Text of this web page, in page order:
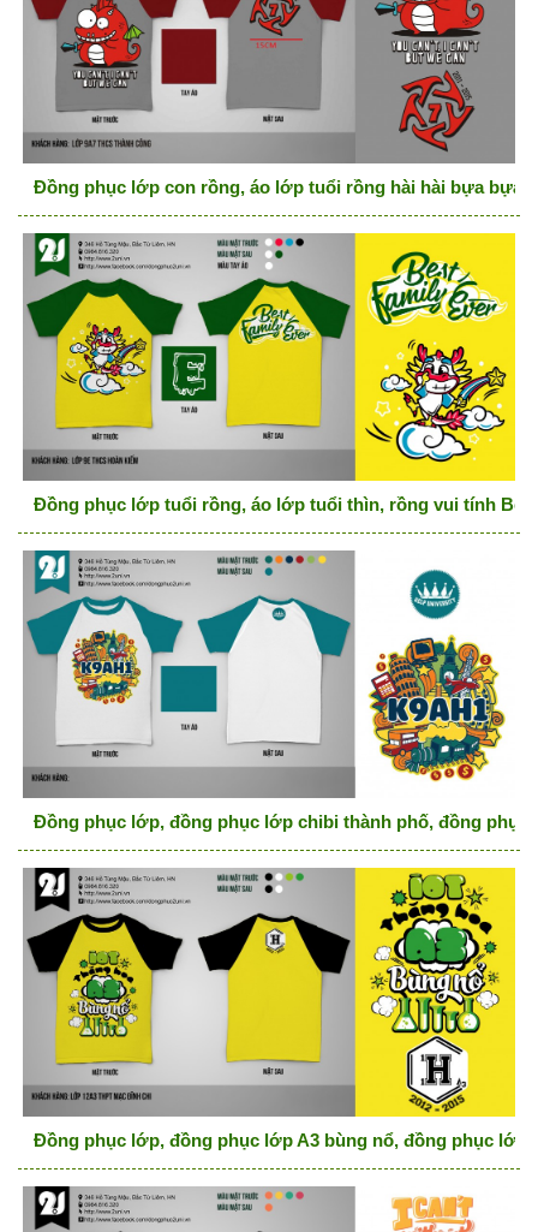
Đồng phục lớp con rồng, áo lớp tuổi rồng hài hài bựa bựa
Đồng phục lớp tuổi rồng, áo lớp tuổi thìn, rồng vui tính
Đồng phục lớp, đồng phục lớp chibi thành phố, đồng phục
Đồng phục lớp, đồng phục lớp A3 bùng nổ, đồng phục lớp